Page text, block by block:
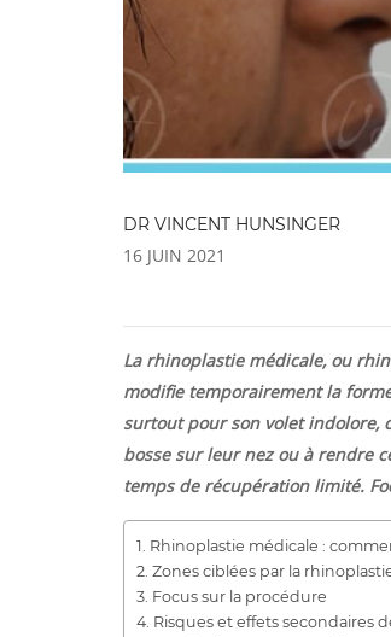
DR VINCENT HUNSINGER
16 JUIN 2021
La rhinoplastie médicale, ou
modifie temporairement la
surtout pour son volet indolore,
bosse sur leur nez ou à rendre
temps de récupération limité.
Rhinoplastie médicale :
Zones ciblées par la
Focus sur la procédure
Risques et effets secondaires